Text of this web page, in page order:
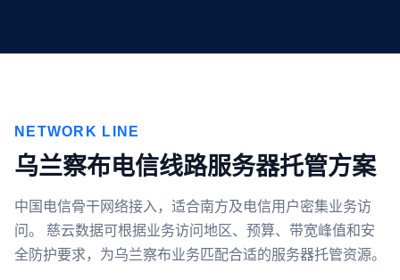
NETWORK LINE
乌兰察布电信线路服务器托管方案
中国电信骨干网络接入，适合南方及电信用户密集业务访
问。 慈云数据可根据业务访问地区、预算、带宽峰值和安
全防护要求，为乌兰察布业务匹配合适的服务器托管资源。